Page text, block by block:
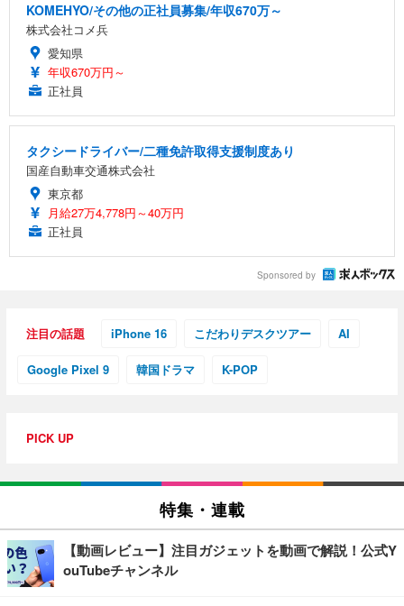
KOMEHYO/その他の正社員募集/年収670万～
株式会社コメ兵
愛知県
年収670万円～
正社員
タクシードライバー/二種免許取得支援制度あり
国産自動車交通株式会社
東京都
月給27万4,778円～40万円
正社員
Sponsored by
注目の話題 iPhone 16 こだわりデスクツアー AI
Google Pixel 9 韓国ドラマ K-POP
PICK UP
特集・連載
【動画レビュー】注目ガジェットを動画で解説！公式Y
ouTubeチャンネル